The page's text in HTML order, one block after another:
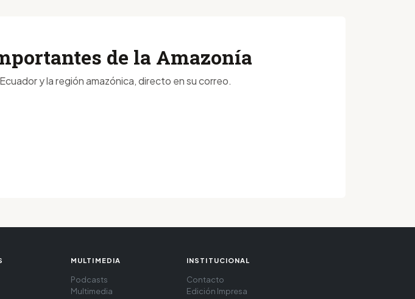
de la Amazonía
y la región amazónica, directo en su correo.
MULTIMEDIA
Podcasts
Multimedia
INSTITUCIONAL
Contacto
Edición Impresa